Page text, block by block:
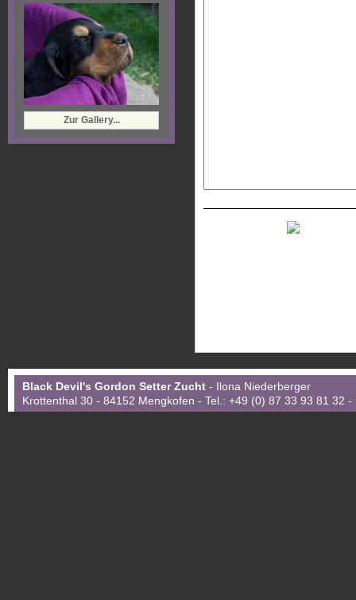
Zur Gallery...
Black Devil's Gordon Setter Zucht - Ilona Niederberger
Krottenthal 30 - 84152 Mengkofen - Tel.: +49 (0) 87 33 93 81 32